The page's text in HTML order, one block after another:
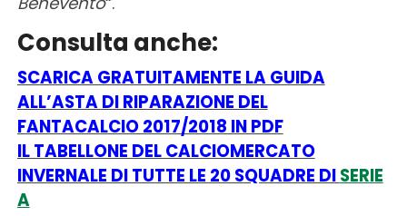
Consulta anche:
SCARICA GRATUITAMENTE LA GUIDA
ALL’ASTA DI RIPARAZIONE DEL
FANTACALCIO 2017/2018 IN PDF
IL TABELLONE DEL CALCIOMERCATO
INVERNALE DI TUTTE LE 20 SQUADRE DI SERIE
A